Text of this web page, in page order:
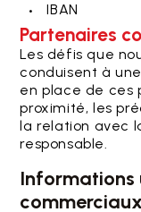
IBAN
Partenaires
Les défis que
conduisent à
en place de ces
proximité, les
la relation avec
responsable.
Informations